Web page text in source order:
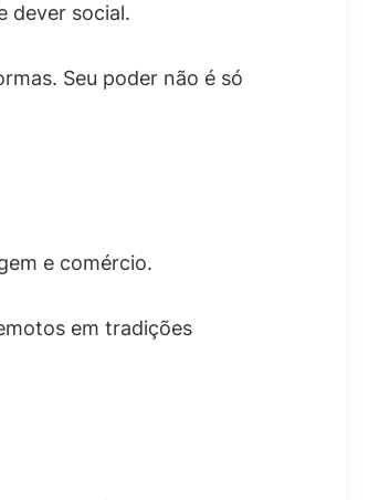
dever social.
Seu poder não é só
e comércio.
em tradições